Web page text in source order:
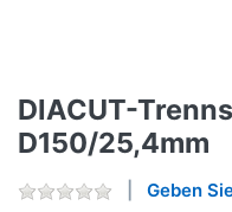
DIACUT-
D150/25,4mm
Geben